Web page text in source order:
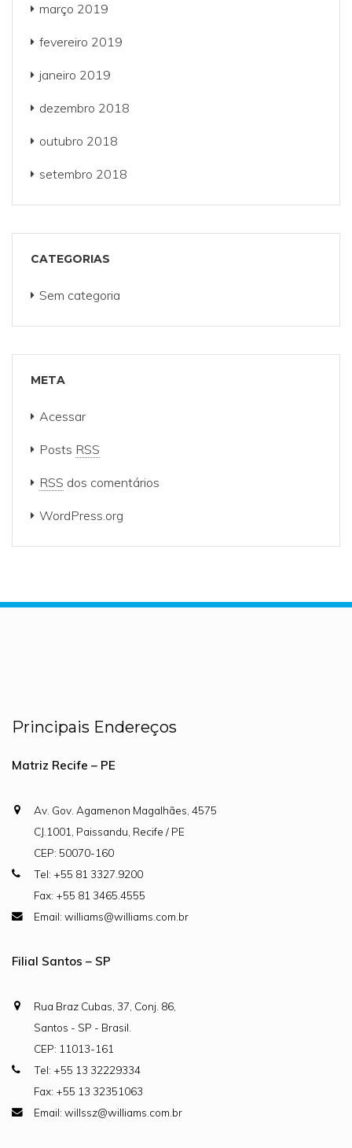
março 2019
fevereiro 2019
janeiro 2019
dezembro 2018
outubro 2018
setembro 2018
CATEGORIAS
Sem categoria
META
Acessar
Posts RSS
RSS dos comentários
WordPress.org
Principais Endereços
Matriz Recife – PE
Av. Gov. Agamenon Magalhães, 4575
CJ.1001, Paissandu, Recife / PE
CEP: 50070-160
Tel: +55 81 3327.9200
Fax: +55 81 3465.4555
Email: williams@williams.com.br
Filial Santos – SP
Rua Braz Cubas, 37, Conj. 86,
Santos - SP - Brasil.
CEP: 11013-161
Tel: +55 13 32229334
Fax: +55 13 32351063
Email: willssz@williams.com.br